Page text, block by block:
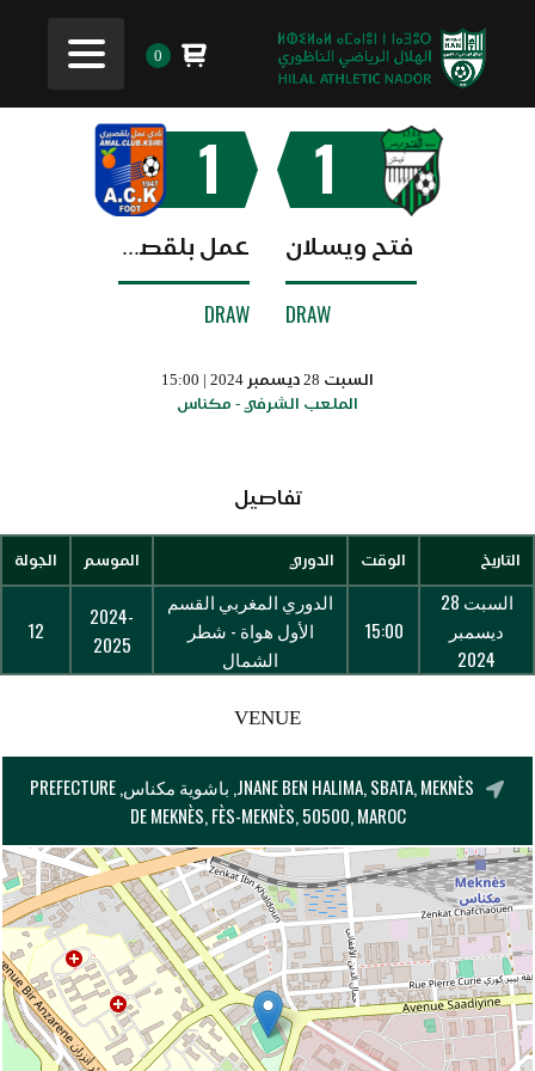
0
1
فتح ويسلان
DRAW
1
عمل بلقصيري
DRAW
السبت 28 ديسمبر 2024 | 15:00
الملعب الشرفي - مكناس
تفاصيل
التاريخ الوقت الدوري الموسم الجولة
السبت 28
ديسمبر
2024
15:00
الدوري المغربي القسم
الأول هواة - شطر
الشمال
2024-
2025
12
VENUE
JNANE BEN HALIMA, SBATA, MEKNÈS, باشوية مكناس, PREFECTURE
DE MEKNÈS, FÈS-MEKNÈS, 50500, MAROC